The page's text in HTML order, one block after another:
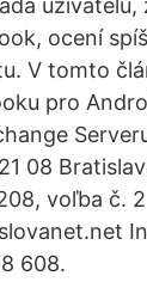
uživatelů,
ocení
V tomto
pro
08
voľba č. 2
608.